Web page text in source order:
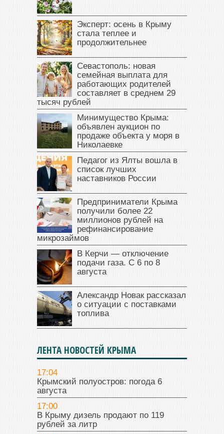
Эксперт: осень в Крыму
стала теплее и
продолжительнее
Севастополь: новая
семейная выплата для
работающих родителей
составляет в среднем 29
тысяч рублей
Минимущество Крыма:
объявлен аукцион по
продаже объекта у моря в
Николаевке
Педагог из Ялты вошла в
список лучших
наставников России
Предприниматели Крыма
получили более 22
миллионов рублей на
рефинансирование
микрозаймов
В Керчи — отключение
подачи газа. С 6 по 8
августа
Александр Новак рассказал
о ситуации с поставками
топлива
ЛЕНТА НОВОСТЕЙ КРЫМА
17:04
Крымский полуостров: погода 6
августа
17:00
В Крыму дизель продают по 119
рублей за литр